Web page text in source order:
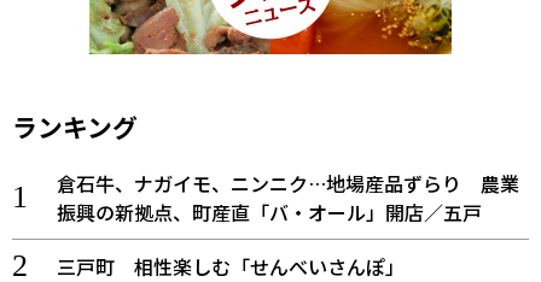
ランキング
倉石牛、ナガイモ、ニンニク…地場産品ずらり 農業
振興の新拠点、町産直「バ・オール」開店／五戸
三戸町 相性楽しむ「せんべいさんぽ」